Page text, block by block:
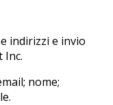
indirizzi e invio
Inc.
nome;